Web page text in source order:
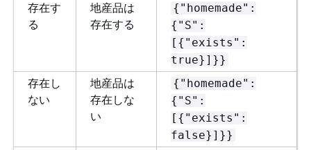
存在す
る
地産品は
存在する
{ "homemade":
{ "S":
[ { "exists":
true}]}}
存在し
ない
地産品は
存在しな
い
{ "homemade":
{ "S":
[ { "exists":
false}]}}